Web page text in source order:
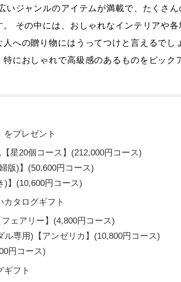
いジャンルのアイテムが満載で、たくさ
その中には、おしゃれなインテリアや
への贈り物にはうってつけと言えるでし
におしゃれで高級感のあるものをピック
をプレゼント
星20個コース】(212,000円コース)
版)】(50,600円コース)
)】(10,600円コース)
タログギフト
ェアリー】(4,800円コース)
ル専用)【アンゼリカ】(10,800円コース)
円コース)
ギフト